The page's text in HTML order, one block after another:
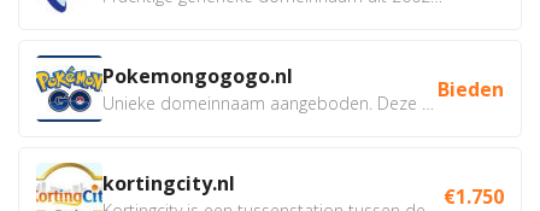
Pokemongogogo.nl Bieden
kortingcity.nl €1.750